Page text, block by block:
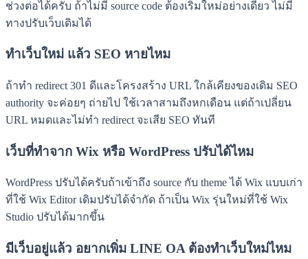
ช่วงต่อได้ครับ ถ้าไม่มี source code ต้องเริ่มใหม่อย่างเดียว ไม่มี
ทางปรับเว็บเดิมได้
ทำเว็บใหม่ แล้ว SEO หายไหม
ถ้าทำ redirect 301 ดีและโครงสร้าง URL ใกล้เคียงของเดิม SEO
authority จะค่อยๆ ถ่ายไป ใช้เวลาสามถึงหกเดือน แต่ถ้าเปลี่ยน
URL หมดและไม่ทำ redirect จะเสีย SEO ทันที
เว็บที่ทำจาก Wix หรือ WordPress ปรับได้ไหม
WordPress ปรับได้ครับถ้าเข้าถึง source กับ theme ได้ Wix แบบเก่า
ที่ใช้ Wix Editor เดิมปรับได้จำกัด ถ้าเป็น Wix รุ่นใหม่ที่ใช้ Wix
Studio ปรับได้มากขึ้น
มีเว็บอยู่แล้ว อยากเพิ่ม LINE OA ต้องทำเว็บใหม่ไหม